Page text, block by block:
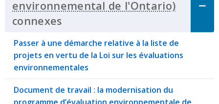
connexes
Passer à une démarche relative à la liste de
projets en vertu de la Loi sur les évaluations
environnementales
Document de travail : la modernisation du
programme d’évaluation environnementale de